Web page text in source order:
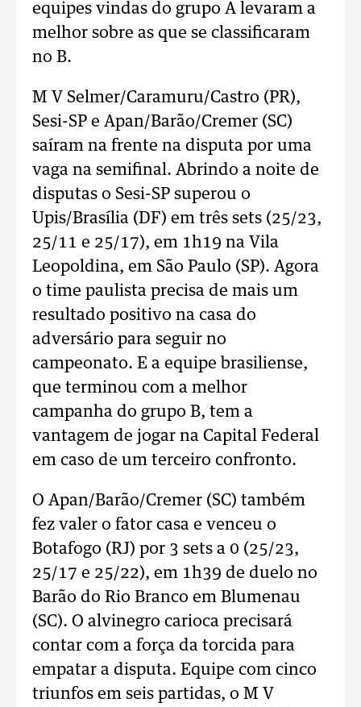
equipes vindas do grupo A levaram a
melhor sobre as que se classificaram
no B.
M V Selmer/Caramuru/Castro (PR),
Sesi-SP e Apan/Barão/Cremer (SC)
saíram na frente na disputa por uma
vaga na semifinal. Abrindo a noite de
disputas o Sesi-SP superou o
Upis/Brasília (DF) em três sets (25/23,
25/11 e 25/17), em 1h19 na Vila
Leopoldina, em São Paulo (SP). Agora
o time paulista precisa de mais um
resultado positivo na casa do
adversário para seguir no
campeonato. E a equipe brasiliense,
que terminou com a melhor
campanha do grupo B, tem a
vantagem de jogar na Capital Federal
em caso de um terceiro confronto.
O Apan/Barão/Cremer (SC) também
fez valer o fator casa e venceu o
Botafogo (RJ) por 3 sets a 0 (25/23,
25/17 e 25/22), em 1h39 de duelo no
Barão do Rio Branco em Blumenau
(SC). O alvinegro carioca precisará
contar com a força da torcida para
empatar a disputa. Equipe com cinco
triunfos em seis partidas, o M V